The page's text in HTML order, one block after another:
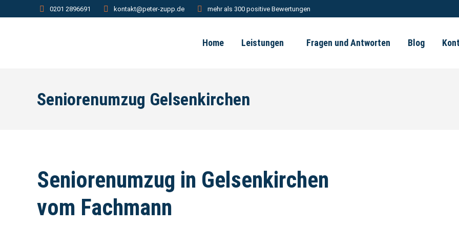
0201 2896691 kontakt@peter-zupp.de mehr als 300 positive Bewertungen
Home Leistungen Fragen und Antworten Blog
Seniorenumzug Gelsenkirchen
Seniorenumzug in Gelsenkirchen
vom Fachmann